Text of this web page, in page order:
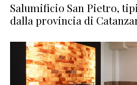
Salumificio San Pietro,
dalla provincia di